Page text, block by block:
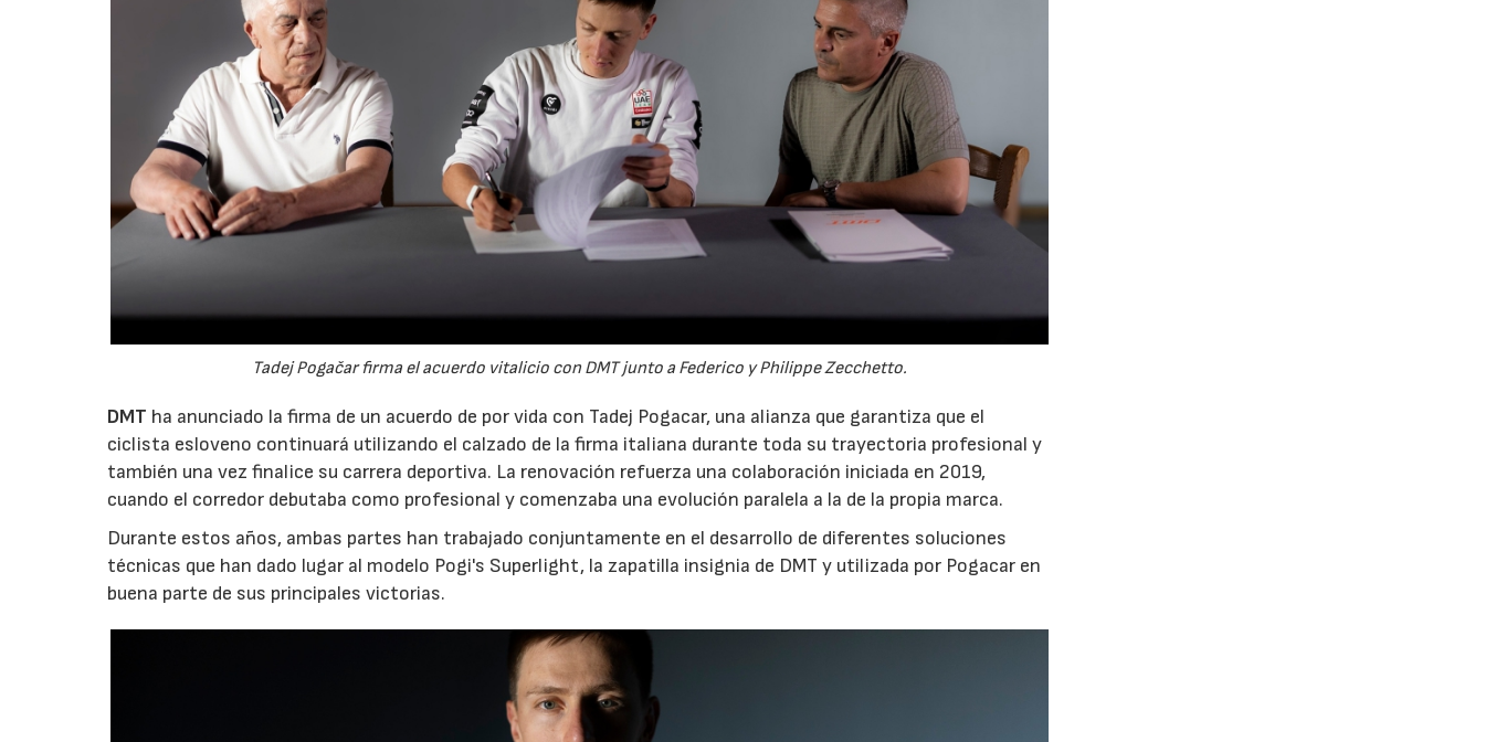
Tadej Pogačar firma el acuerdo vitalicio con DMT junto a Federico y Philippe Zecchetto.
DMT ha anunciado la firma de un acuerdo de por vida con Tadej Pogacar, una alianza que garantiza que el
ciclista esloveno continuará utilizando el calzado de la firma italiana durante toda su trayectoria profesional y
también una vez finalice su carrera deportiva. La renovación refuerza una colaboración iniciada en 2019,
cuando el corredor debutaba como profesional y comenzaba una evolución paralela a la de la propia marca.
Durante estos años, ambas partes han trabajado conjuntamente en el desarrollo de diferentes soluciones
técnicas que han dado lugar al modelo Pogi's Superlight, la zapatilla insignia de DMT y utilizada por Pogacar en
buena parte de sus principales victorias.